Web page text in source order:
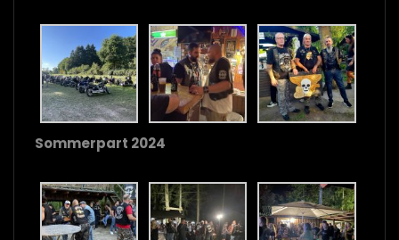
Sommerpart 2024